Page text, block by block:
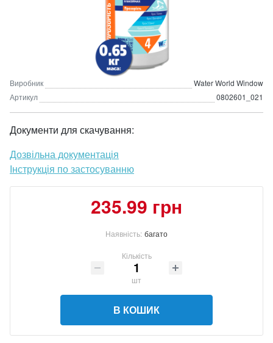
Виробник
Water World Window
Артикул
0802601_021
Документи для скачування:
Дозвільна документація
Інструкція по застосуванню
235.99 грн
Наявність: багато
Кількість
шт
В КОШИК